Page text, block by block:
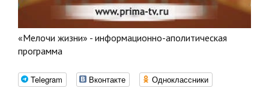
«Мелочи жизни» - информационно-аполитическая
программа
Telegram Вконтакте Одноклассники